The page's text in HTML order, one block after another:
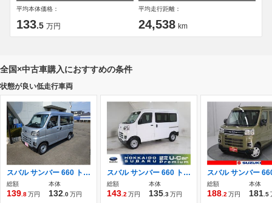
平均本体価格：
133.5 万円
平均走行距離：
24,538 km
全国×中古車購入におすすめの条件
状態が良い低走行車両
スバル サンバー 660 トランスポーター 純正マット＆純正荷室マット5ミリ ETC
総額
139 .8万円
本体
132 .0万円
スバル サンバー 660 トランスポーター 4WD ワンオーナー LEDヘッドライト
総額
143 .2 万円
本体
135 .3万円
総額
188 .2 万円
本体
181 .5